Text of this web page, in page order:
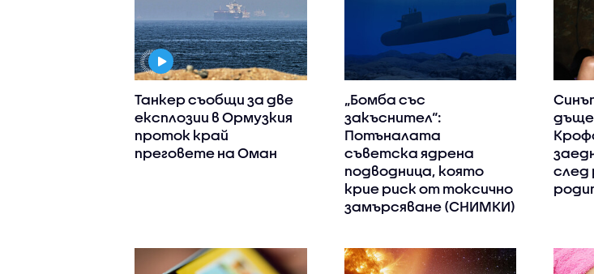
Танкер съобщи за две
експлозии в Ормузкия
проток край
преговете на Оман
„Бомба със
закъснител“:
Потъналата
съветска ядрена
подводница, която
крие риск от токсично
замърсяване (СНИМКИ)
след